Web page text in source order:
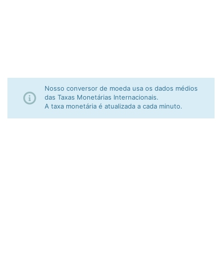
Nosso conversor de moeda usa os dados médios
das Taxas Monetárias Internacionais.
A taxa monetária é atualizada a cada minuto.